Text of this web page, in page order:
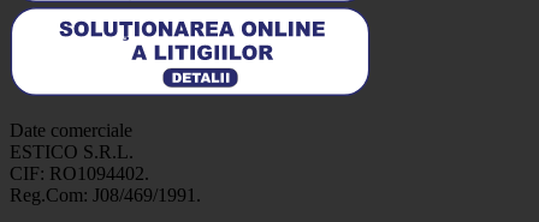
Date comerciale
ESTICO S.R.L.
CIF: RO1094402.
Reg.Com: J08/469/1991.